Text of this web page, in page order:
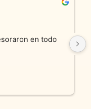
en todo